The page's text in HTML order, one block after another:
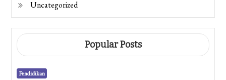
Uncategorized
Popular Posts
Pendidikan